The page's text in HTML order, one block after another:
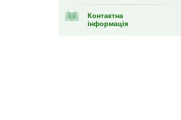
Контактна
інформація